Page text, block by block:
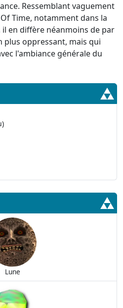
Ressemblant vaguement
Time, notamment dans la
en diffère néanmoins de par
plus oppressant, mais qui
l'ambiance générale du
Lune